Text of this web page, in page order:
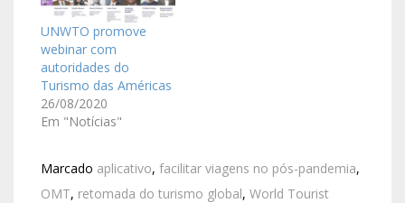
UNWTO promove
webinar com
autoridades do
Turismo das Américas
26/08/2020
Em "Notícias"
Marcado aplicativo, facilitar viagens no pós-pandemia,
OMT, retomada do turismo global, World Tourist